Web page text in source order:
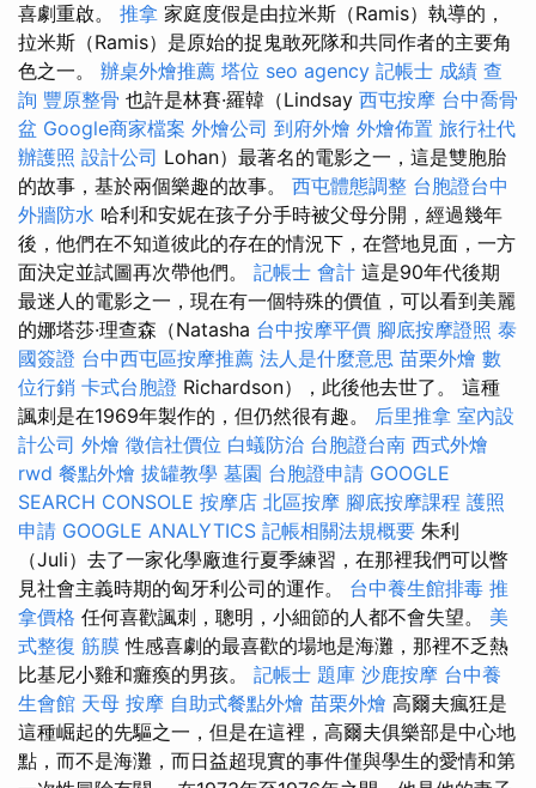
喜劇重啟。 推拿 家庭度假是由拉米斯（Ramis）執導的，
拉米斯（Ramis）是原始的捉鬼敢死隊和共同作者的主要角
色之一。 辦桌外燴推薦 塔位 seo agency 記帳士 成績 查
詢 豐原整骨 也許是林賽·羅韓（Lindsay 西屯按摩 台中喬骨
盆 Google商家檔案 外燴公司 到府外燴 外燴佈置 旅行社代
辦護照 設計公司 Lohan）最著名的電影之一，這是雙胞胎
的故事，基於兩個樂趣的故事。 西屯體態調整 台胞證台中
外牆防水 哈利和安妮在孩子分手時被父母分開，經過幾年
後，他們在不知道彼此的存在的情況下，在營地見面，一方
面決定並試圖再次帶他們。 記帳士 會計 這是90年代後期
最迷人的電影之一，現在有一個特殊的價值，可以看到美麗
的娜塔莎·理查森（Natasha 台中按摩平價 腳底按摩證照 泰
國簽證 台中西屯區按摩推薦 法人是什麼意思 苗栗外燴 數
位行銷 卡式台胞證 Richardson），此後他去世了。 這種
諷刺是在1969年製作的，但仍然很有趣。 后里推拿 室內設
計公司 外燴 徵信社價位 白蟻防治 台胞證台南 西式外燴
rwd 餐點外燴 拔罐教學 墓園 台胞證申請 GOOGLE
SEARCH CONSOLE 按摩店 北區按摩 腳底按摩課程 護照
申請 GOOGLE ANALYTICS 記帳相關法規概要 朱利
（Juli）去了一家化學廠進行夏季練習，在那裡我們可以瞥
見社會主義時期的匈牙利公司的運作。 台中養生館排毒 推
拿價格 任何喜歡諷刺，聰明，小細節的人都不會失望。 美
式整復 筋膜 性感喜劇的最喜歡的場地是海灘，那裡不乏熱
比基尼小雞和癱瘓的男孩。 記帳士 題庫 沙鹿按摩 台中養
生會館 天母 按摩 自助式餐點外燴 苗栗外燴 高爾夫瘋狂是
這種崛起的先驅之一，但是在這裡，高爾夫俱樂部是中心地
點，而不是海灘，而日益超現實的事件僅與學生的愛情和第